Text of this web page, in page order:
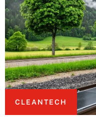
CLEANTECH